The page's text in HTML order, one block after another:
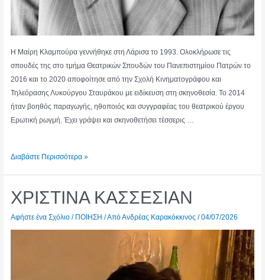
Η Μαίρη Κλαμπούρα γεννήθηκε στη Λάρισα το 1993. Ολοκλήρωσε τις
σπουδές της στο τμήμα Θεατρικών Σπουδών του Πανεπιστημίου Πατρών το
2016 και το 2020 αποφοίτησε από την Σχολή Κινηματογράφου και
Τηλεόρασης Λυκούργου Σταυράκου με ειδίκευση στη σκηνοθεσία. Το 2014
ήταν βοηθός παραγωγής, ηθοποιός και συγγραφέας του θεατρικού έργου
Ερωτική ρωγμή. Έχει γράψει και σκηνοθετήσει τέσσερις …
ΜΑΙΡΗ
Διαβάστε Περισσότερα »
ΧΡΙΣΤΙΝΑ ΚΑΣΣΕΣΙΑΝ
Αφήστε ένα Σχόλιο / ΠΟΙΗΣΗ / ΑπόΑνδρέας Καρακόκκινος /04/07/2026